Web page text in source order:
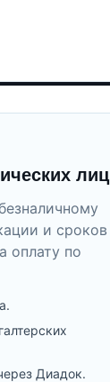
лиц
и сроков
оплату по
Диадок.